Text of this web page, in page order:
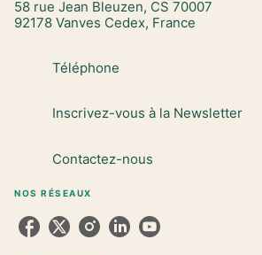
58 rue Jean Bleuzen, CS 70007
92178 Vanves Cedex, France
Téléphone
Inscrivez-vous à la Newsletter
Contactez-nous
NOS RÉSEAUX